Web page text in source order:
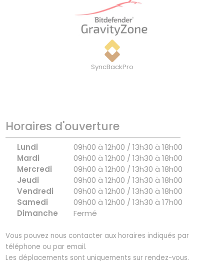
SyncBackPro
Horaires d'ouverture
Lundi
09h00 à 12h00 / 13h30 à 18h00
Mardi
09h00 à 12h00 / 13h30 à 18h00
Mercredi
09h00 à 12h00 / 13h30 à 18h00
Jeudi
09h00 à 12h00 / 13h30 à 18h00
Vendredi
09h00 à 12h00 / 13h30 à 18h00
Samedi
09h00 à 12h00 / 13h30 à 17h00
Dimanche
Fermé
Vous pouvez nous contacter aux horaires indiqués par
téléphone ou par email.
Les déplacements sont uniquements sur rendez-vous.